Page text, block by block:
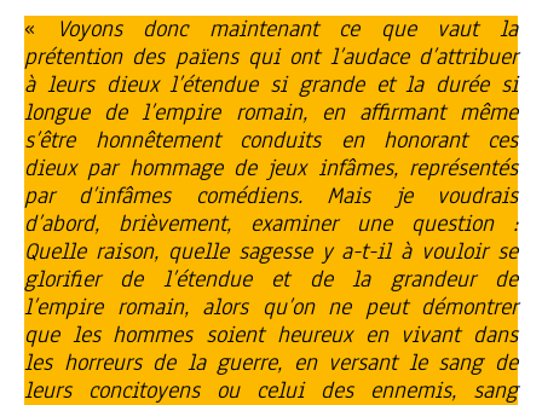
«
Voyons donc maintenant ce que vaut la
prétention des païens qui ont l’audace d’attribuer
à leurs dieux l’étendue si grande et la durée si
longue de l’empire romain, en affirmant même
s’être honnêtement conduits en honorant ces
dieux par hommage de jeux infâmes, représentés
par d’infâmes comédiens. Mais je voudrais
d’abord, brièvement, examiner une question :
Quelle raison, quelle sagesse y a-t-il à vouloir se
glorifier de l’étendue et de la grandeur de
l’empire romain, alors qu’on ne peut démontrer
que les hommes soient heureux en vivant dans
les horreurs de la guerre, en versant le sang de
leurs concitoyens ou celui des ennemis, sang